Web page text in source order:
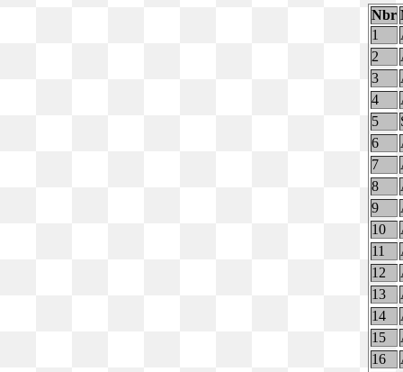
Nbr
1
2
3
4
5
6
7
8
9
10
11
12
13
14
15
16